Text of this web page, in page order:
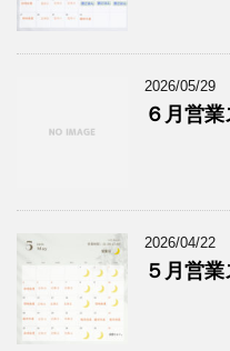
2026/05/29
６月営
2026/04/22
５月営